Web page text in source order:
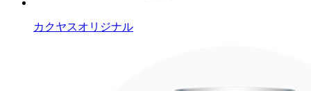
カクヤスオリジナル